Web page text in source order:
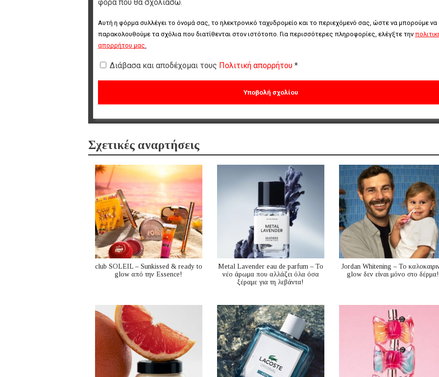
φορά που θα σχολιάσω.
Αυτή η φόρμα συλλέγει το όνομά σας, το ηλεκτρονικό ταχυδρομείο και το περιεχόμενό σας, ώστε να μπορούμε να
παρακολουθούμε τα σχόλια που διατίθενται στον ιστότοπο. Για περισσότερες πληροφορίες, ελέγξτε την
απορρήτου μας.
Διάβασα και αποδέχομαι τους Πολιτική απορρήτου *
Σχετικές αναρτήσεις
club SOLEIL – Sunkissed & ready to
glow από την Essence!
Metal Lavender eau de parfum – Το
νέο άρωμα που αλλάζει όλα όσα
ξέραμε για τη λεβάντα!
Jordan Whitening – Το
glow δεν είναι μόνο στο δέρμα!